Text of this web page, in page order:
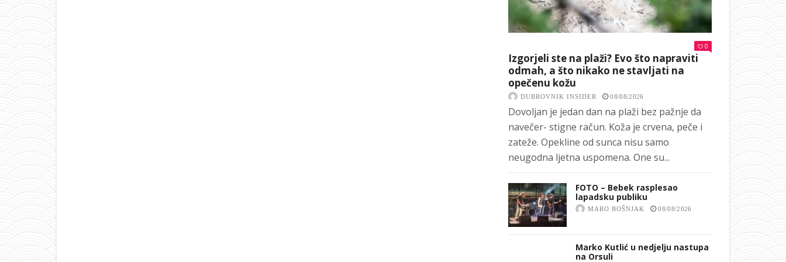
0
Izgorjeli ste na plaži? Evo što napraviti
odmah, a što nikako ne stavljati na
opečenu kožu
DUBROVNIK INSIDER 08/08/2026
Dovoljan je jedan dan na plaži bez pažnje da
navečer- stigne račun. Koža je crvena, peče i
zateže. Opekline od sunca nisu samo
neugodna ljetna uspomena. One su...
FOTO – Bebek rasplesao
lapadsku publiku
MARO BOŠNJAK 08/08/2026
Marko Kutlić u nedjelju nastupa
na Orsuli